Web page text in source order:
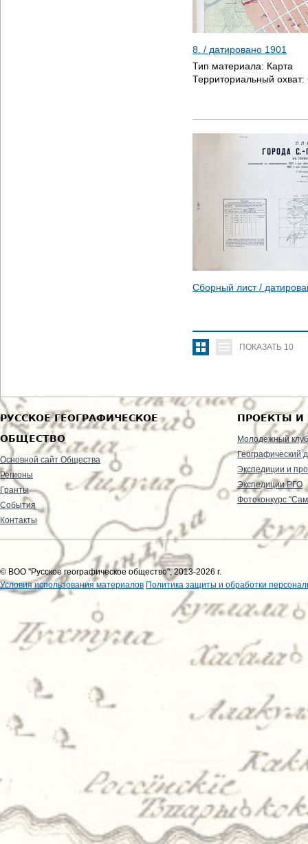
8. / датировано 1901
Тип материала: Карта
Территориальный охват:
Сборный лист /
ПОКАЗАТЬ 10
РУССКОЕ ГЕОГРАФИЧЕСКОЕ
ОБЩЕСТВО
Основной сайт Общества
Регионы
Гранты
События
Контакты
ПРОЕКТЫ И
Молодежный клуб
Географический
Экспедиции и
Экспедиции РГО
Фотоконкурс
© ВОО "Русское географическое общество", 2013-2026 г.
Условия использования материалов Политика защиты и обработки